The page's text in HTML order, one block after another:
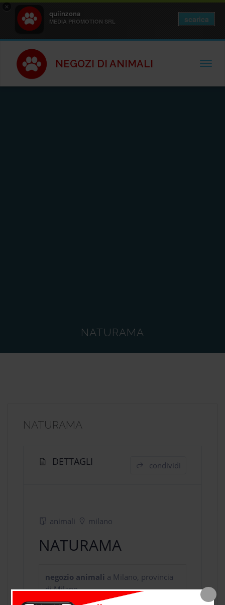
×
quiinzona
MEDIA PROMOTION SRL scarica
NEGOZI DI ANIMALI
NATURAMA
NATURAMA
DETTAGLI condividi
animali milano
NATURAMA
negozio animali a Milano, provincia
di Milano